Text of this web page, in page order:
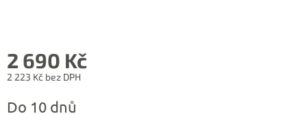
2 690 Kč
2 223 Kč bez DPH
cena:
Do 10 dnů